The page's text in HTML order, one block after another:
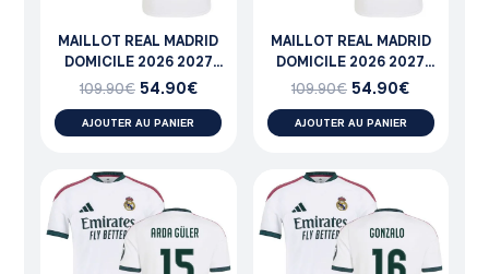
MAILLOT REAL MADRID
DOMICILE 2026 2027
TRENT
109.90€ 54.90€
AJOUTER AU PANIER
MAILLOT REAL MADRID
DOMICILE 2026 2027
TCHOUAMENI
109.90€ 54.90€
AJOUTER AU PANIER